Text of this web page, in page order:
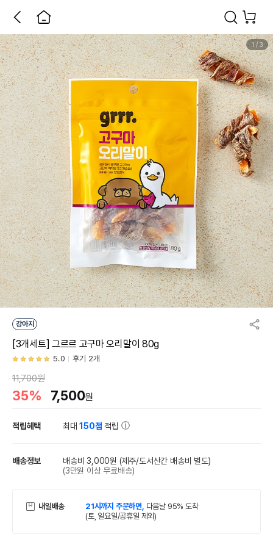
1 / 3
강아지
[3개세트] 그르르 고구마 오리말이 80g
5.0 후기 2개
11,700원
35% 7,500원
적립혜택 최대150점 적립
배송정보 배송비 3,000원 (제주/도서산간 배송비 별도)
(3만원 이상 무료배송)
내일배송 21시까지 주문하면, 다음날 95% 도착
(토, 일요일/공휴일 제외)